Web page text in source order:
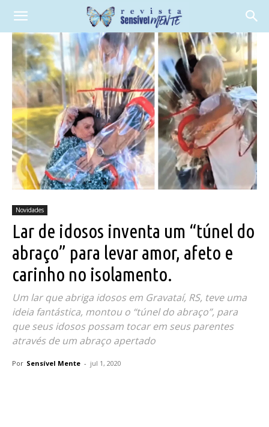
Novidades
Lar de idosos inventa um “túnel do
abraço” para levar amor, afeto e
carinho no isolamento.
Um lar que abriga idosos em Gravataí, RS, teve uma
ideia fantástica, montou o “túnel do abraço”, para
que seus idosos possam tocar em seus parentes
através de um abraço apertado
Por Sensível Mente - jul 1, 2020